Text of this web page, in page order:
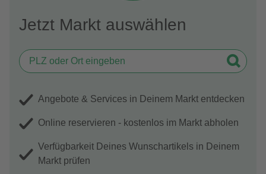
Jetzt Markt auswählen
Angebote & Services in Deinem Markt entdecken
Online reservieren - kostenlos im Markt abholen
Verfügbarkeit Deines Wunschartikels in Deinem
Markt prüfen